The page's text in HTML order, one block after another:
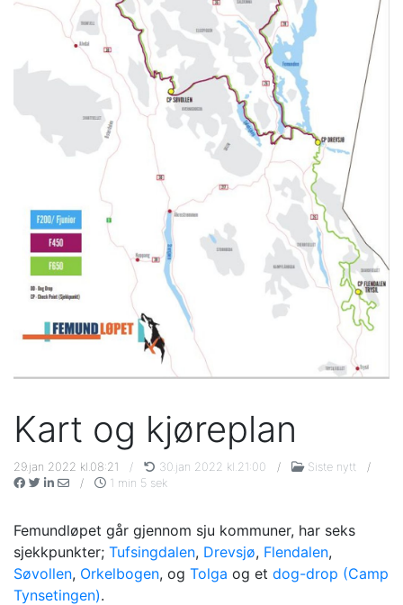
Kart og kjøreplan
29.jan 2022 kl.08:21 / 30.jan 2022 kl.21:00 / Siste nytt
/
/
1 min 5 sek
Femundløpet går gjennom sju kommuner, har seks
sjekkpunkter; Tufsingdalen, Drevsjø, Flendalen,
Søvollen, Orkelbogen, og Tolga og et dog-drop (Camp
Tynsetingen).